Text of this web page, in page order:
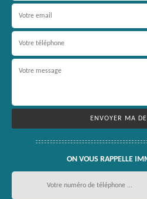
ON VOUS RAPPELLE